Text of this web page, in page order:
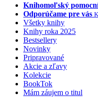
Knihomoľský
Odporúčame pre vás
Všetky knihy
Knihy roka 2025
Bestsellery
Novinky
Pripravované
Akcie a zľavy
Kolekcie
BookTok
Mám záujem o titul